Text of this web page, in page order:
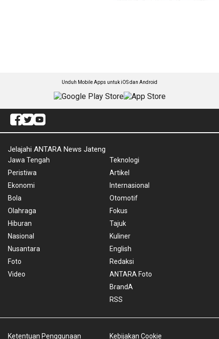
Unduh Mobile Apps untuk iOS dan Android
Jelajahi ANTARA News Jateng
Jawa Tengah
Peristiwa
Ekonomi
Bola
Olahraga
Hiburan
Nasional
Nusantara
Foto
Video
Teknologi
Artikel
Internasional
Otomotif
Fokus
Tajuk
Kuliner
English
Redaksi
ANTARA Foto
BrandA
RSS
Ketentuan Penggunaan Kebijakan Cookie